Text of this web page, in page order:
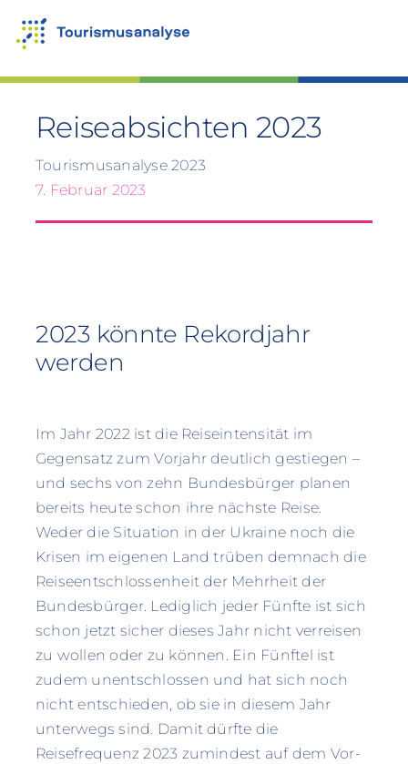
Inhalt
Reiseabsichten 2023
Tourismusanalyse 2023
7. Februar 2023
2023 könnte Rekordjahr
werden
Im Jahr 2022 ist die Reiseintensität im
Gegensatz zum Vorjahr deutlich gestiegen –
und sechs von zehn Bundesbürger planen
bereits heute schon ihre nächste Reise.
Weder die Situation in der Ukraine noch die
Krisen im eigenen Land trüben demnach die
Reiseentschlossenheit der Mehrheit der
Bundesbürger. Lediglich jeder Fünfte ist sich
schon jetzt sicher dieses Jahr nicht verreisen
zu wollen oder zu können. Ein Fünftel ist
zudem unentschlossen und hat sich noch
nicht entschieden, ob sie in diesem Jahr
unterwegs sind. Damit dürfte die
Reisefrequenz 2023 zumindest auf dem Vor-